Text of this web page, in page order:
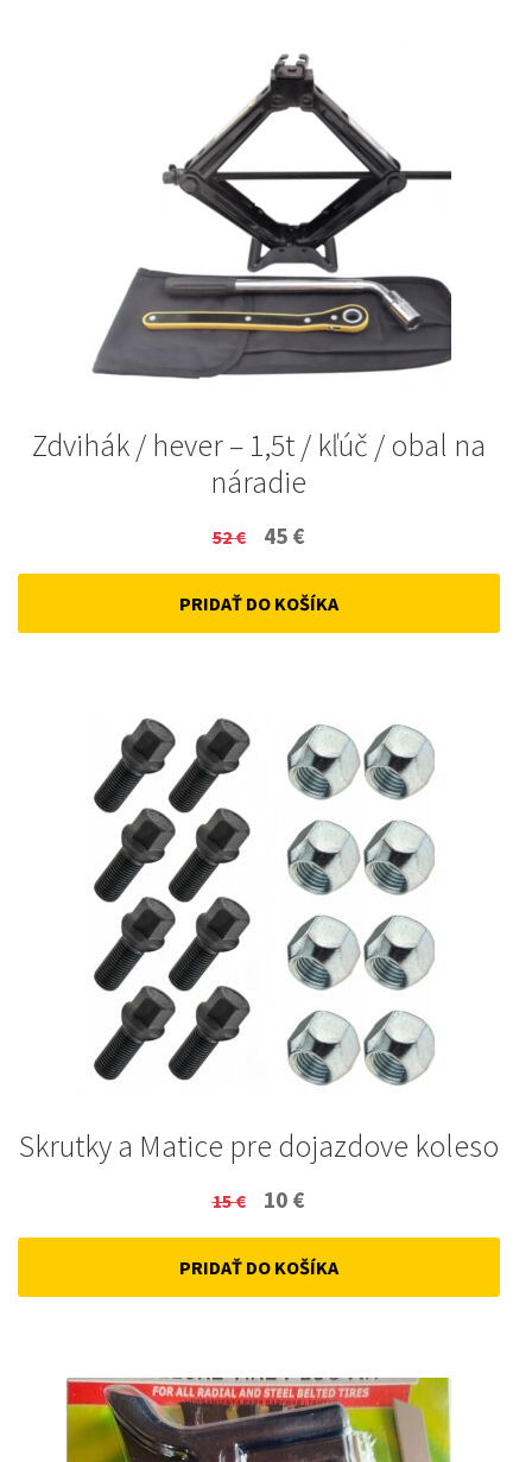
Zdvihák / hever – 1,5t / kľúč / obal na
náradie
52€
Original
price
was:
45 €
price
is:
PRIDAŤ DO KOŠÍKA
Skrutky a Matice pre dojazdove koleso
15€
Original
price
was:
10 €
price
is:
PRIDAŤ DO KOŠÍKA